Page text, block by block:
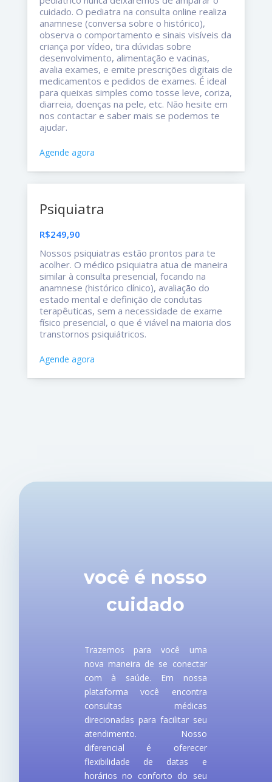
cuidado. O pediatra na consulta online realiza
anamnese (conversa sobre o histórico),
observa o comportamento e sinais visíveis da
criança por vídeo, tira dúvidas sobre
desenvolvimento, alimentação e vacinas,
avalia exames, e emite prescrições digitais de
medicamentos e pedidos de exames. É ideal
para queixas simples como tosse leve, coriza,
diarreia, doenças na pele, etc. Não hesite em
nos contactar e saber mais se podemos te
ajudar.
Agende agora
Psiquiatra
R$249,90
Nossos psiquiatras estão prontos para te
acolher. O médico psiquiatra atua de maneira
similar à consulta presencial, focando na
anamnese (histórico clínico), avaliação do
estado mental e definição de condutas
terapêuticas, sem a necessidade de exame
físico presencial, o que é viável na maioria dos
transtornos psiquiátricos.
Agende agora
você é nosso
cuidado
Trazemos para você uma
nova maneira de se conectar
com à saúde. Em nossa
plataforma você encontra
consultas médicas
direcionadas para facilitar seu
atendimento. Nosso
diferencial é oferecer
flexibilidade de datas e
horários no conforto do seu